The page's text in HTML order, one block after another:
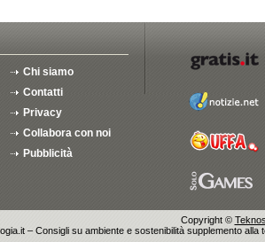
Chi siamo
Contatti
Privacy
Collabora con noi
Pubblicità
Copyright ©
– Consigli su ambiente e sostenibilità supplemento